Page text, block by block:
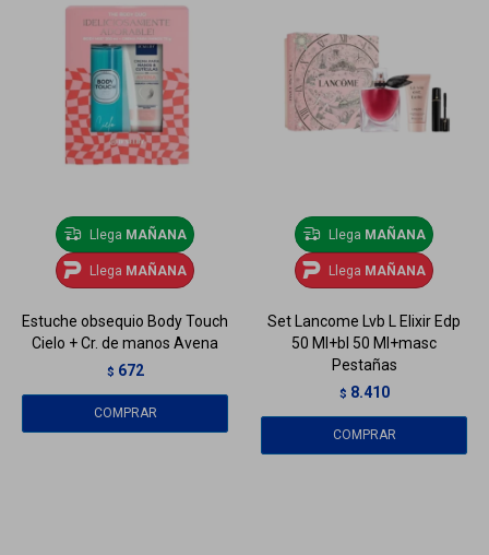
Llega MAÑANA
Llega MAÑANA
Estuche obsequio Body Touch
Cielo + Cr. de manos Avena
$ 672
Llega MAÑANA
Llega MAÑANA
Set Lancome Lvb L Elixir Edp
50 Ml+bl 50 Ml+masc
Pestañas
$ 8.410